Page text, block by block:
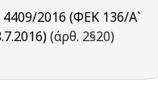
2016 (ΦΕΚ 136/Α`
(άρθ. 2§20)